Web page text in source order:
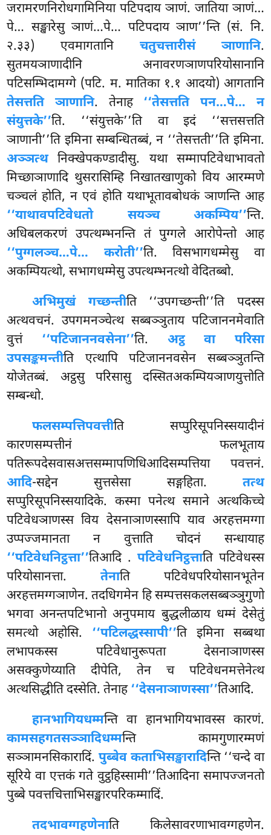
जरामरणनिरोधगामिनिया पटिपदाय ञाणं. जातिया ञाणं…
पे… सङ्खारेसु ञाणं…पे… पटिपदाय ञाण’’न्ति (सं. नि.
२.३३) एवमागतानि चतुचत्तारीसं ञाणानि.
सुतमयञाणादीनि अनावरणञाणपरियोसानानि
पटिसम्भिदामग्गे (पटि. म. मातिका १.१ आदयो) आगतानि
तेसत्तति ञाणानि. तेनाह ‘‘तेसत्तति पन…पे… न
संयुत्तके’’ति. ‘‘संयुत्तके’’ति वा इदं ‘‘सत्तसत्तति
ञाणानी’’ति इमिना सम्बन्धितब्बं, न ‘‘तेसत्तती’’ति इमिना.
अञ्ञत्थनिक्खेपकण्डादीसु. यथा सम्मापटिवेधाभावतो
मिच्छाञाणादि थुसरासिम्हि निखातखाणुको विय आरम्मणे
चञ्चलं होति, न एवं होति यथाभूतावबोधकं ञाणन्ति आह
‘‘याथावपटिवेधतो सयञ्च अकम्पिय’’न्ति.
अधिबलकरणं उपत्थम्भनन्ति तं पुग्गले आरोपेन्तो आह
‘‘पुग्गलञ्च…पे… करोती’’ति. विसभागधम्मेसु वा
अकम्पियत्थो, सभागधम्मेसु उपत्थम्भनत्थो वेदितब्बो.
अभिमुखं गच्छन्तीति ‘‘उपगच्छन्ती’’ति पदस्स
अत्थवचनं. उपगमनञ्चेत्थ सब्बञ्ञुताय पटिजाननमेवाति
वुत्तं ‘‘पटिजाननवसेना’’ति. अट्ठ वा परिसा
उपसङ्कमन्तीति एत्थापि पटिजाननवसेन सब्बञ्ञुतन्ति
योजेतब्बं. अट्ठसु परिसासु दस्सितअकम्पियञाणयुत्तोति
सम्बन्धो.
फलसम्पत्तिपवत्तीति सप्पुरिसूपनिस्सयादीनं
कारणसम्पत्तीनं फलभूताय
पतिरूपदेसवासअत्तसम्मापणिधिआदिसम्पत्तिया पवत्तनं.
आदि-सद्देन सुत्तसेसा सङ्गहिता. तत्थ
सप्पुरिसूपनिस्सयादिके. कस्मा पनेत्थ समाने अत्थकिच्चे
पटिवेधञाणस्स विय देसनाञाणस्सापि याव अरहत्तमग्गा
उप्पज्जमानता न वुत्ताति चोदनं सन्धायाह
‘‘पटिवेधनिट्ठत्ता’’तिआदि . पटिवेधनिट्ठत्ताति पटिवेधस्स
परियोसानत्ता. तेनाति पटिवेधपरियोसानभूतेन
अरहत्तमग्गञाणेन. तदधिगमेन हि सम्पत्तसकलसब्बञ्ञुगुणो
भगवा अनन्तपटिभानो अनुपमाय बुद्धलीळाय धम्मं देसेतुं
समत्थो अहोसि. ‘‘पटिलद्धस्सापी’’ति इमिना सब्बथा
लभापकस्स पटिवेधानुरूपता देसनाञाणस्स
असक्कुणेय्याति दीपेति, तेन च पटिवेधनमत्तेनेत्थ
अत्थसिद्धीति दस्सेति. तेनाह‘‘देसनाञाणस्सा’’तिआदि.
हानभागियधम्मन्ति वा हानभागियभावस्स कारणं.
कामसहगतसञ्ञादिधम्मन्ति कामगुणारम्मणं
सञ्ञामनसिकारादिं. पुब्बेव कताभिसङ्खारादिन्ति ‘‘चन्दे वा
सूरिये वा एत्तकं गते वुट्ठहिस्सामी’’तिआदिना समापज्जनतो
पुब्बे पवत्तचित्ताभिसङ्खारपरिकम्मादिं.
तदभावग्गहणेनाति किलेसावरणाभावग्गहणेन.